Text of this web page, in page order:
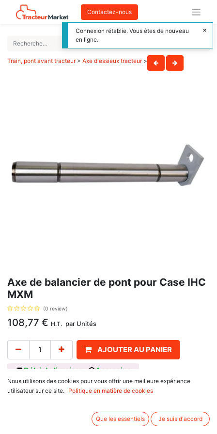
Contactez-nous
Train, pont avant tracteur> Axe d'essieux tracteur>
Axe de balancier de pont pour Case IHC
MXM
(0 review)
108,77 € H.T. par Unités
AJOUTER AU PANIER
Délai de livraison : 1 semaine
Pour pont avant avec 2 roues motrices, avec pour référence d'origine
série Maxxum MX : MX100, MX110, MX120, MX135, MX150, MX170.
Nous utilisons des cookies pour vous offrir une meilleure expérience
utilisateur sur ce site.
Politique en matière de cookies
Que les essentiels Je suis d'accord
Connexion rétablie. Vous êtes de nouveau
en ligne.